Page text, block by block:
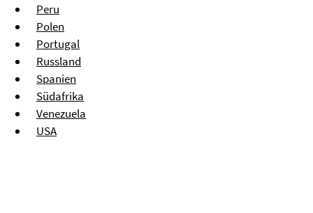
Peru
Polen
Portugal
Russland
Spanien
Südafrika
Venezuela
USA